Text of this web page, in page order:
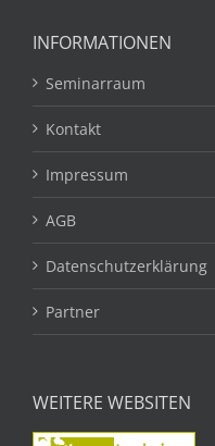
INFORMATIONEN
Seminarraum
Kontakt
Impressum
AGB
Datenschutzerklärung
Partner
WEITERE WEBSITEN